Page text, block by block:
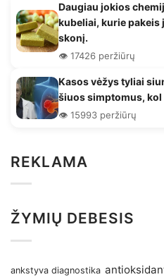
Daugiau jokios
kubeliai, kurie pakeis
skonį.
👁️ 17426 peržiūrų
Kasos vėžys tyliai
šiuos simptomus, kol
👁️ 15993 peržiūrų
REKLAMA
ŽYMIŲ DEBESIS
ankstyva diagnostika